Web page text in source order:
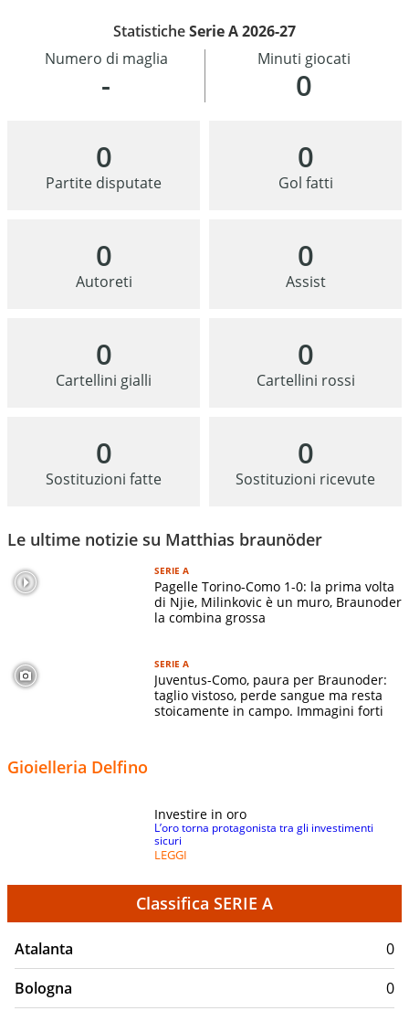
StatisticheSerie A 2026-27
-
Numero di maglia
0
Minuti giocati
0
Partite disputate
0
Gol fatti
0
Autoreti
0
Assist
0
Cartellini gialli
0
Cartellini rossi
0
Sostituzioni fatte
0
Sostituzioni ricevute
Le ultime notizie su Matthias braunöder
SERIE A
Pagelle Torino-Como 1-0: la prima volta
di Njie, Milinkovic è un muro, Braunoder
la combina grossa
SERIE A
Juventus-Como, paura per Braunoder:
taglio vistoso, perde sangue ma resta
stoicamente in campo. Immagini forti
Gioielleria Delfino
Investire in oro
L’oro torna protagonista tra gli investimenti
sicuri
LEGGI
Classifica SERIE A
Atalanta
0
Bologna
0